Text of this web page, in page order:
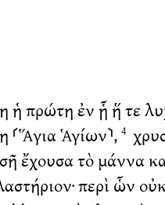
ἡ πρώτη ἐν ᾗ ἥ τε
⸂Ἅγια Ἁγίων⸃, 4
ἔχουσα τὸ μάννα
περὶ ὧν